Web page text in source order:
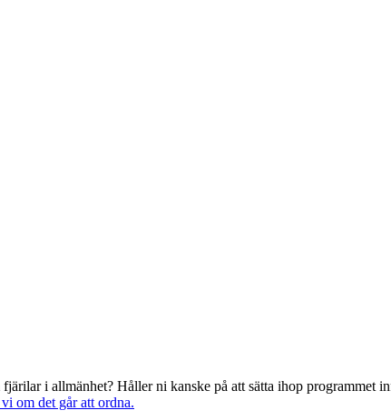
i allmänhet? Håller ni kanske på att sätta ihop programmet
om det går att ordna.